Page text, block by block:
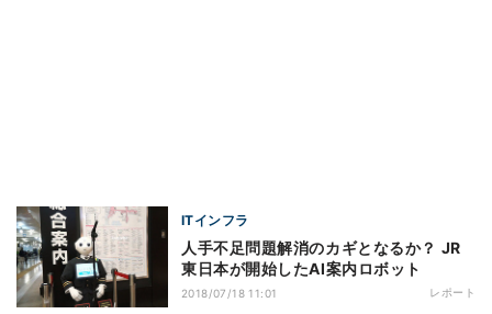
ITインフラ
人手不足問題解消のカギとなるか？ JR
東日本が開始したAI案内ロボット
2018/07/18 11:01 レポート